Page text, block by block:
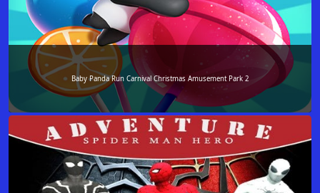
Baby Panda Run Carnival Christmas Amusement Park 2